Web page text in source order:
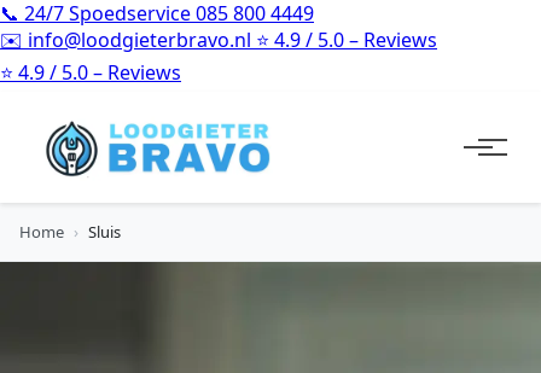
📞 24/7 Spoedservice085 800 4449
✉️ info@loodgieterbravo.nl ⭐ 4.9 / 5.0 – Reviews
⭐ 4.9 / 5.0 – Reviews
Home › Sluis